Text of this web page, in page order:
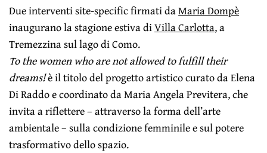
Due interventi site-specific firmati daMaria Dompè
inaugurano la stagione estiva diVilla Carlotta, a
Tremezzina sul lago di Como.
To the women who are not allowed to fulfill their
dreams!è il titolo del progetto artistico curato da Elena
Di Raddo e coordinato da Maria Angela Previtera, che
invita a riflettere – attraverso la forma dell’arte
ambientale – sulla condizione femminile e sul potere
trasformativo dello spazio.